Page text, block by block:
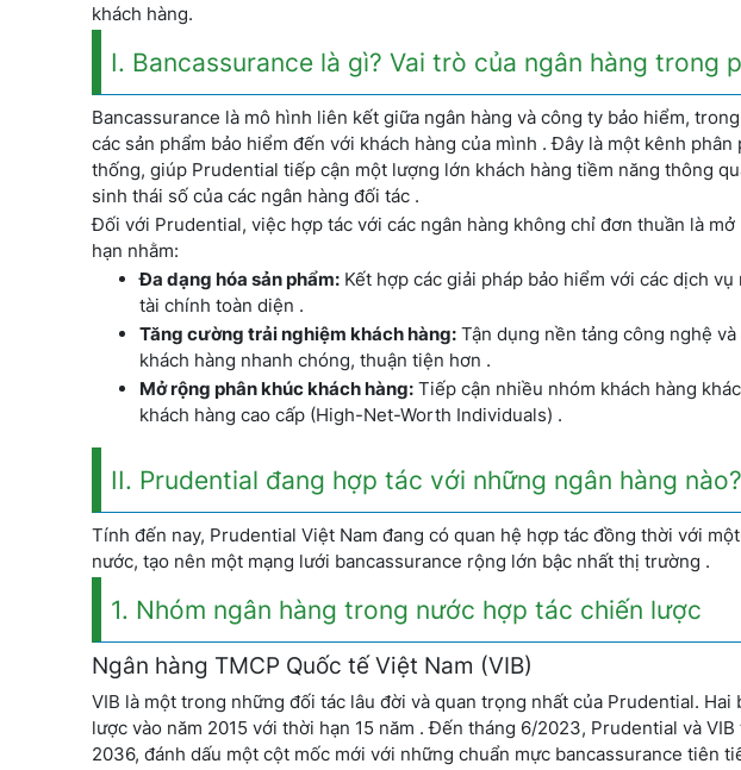
khách hàng.
I. Bancassurance là gì? Vai trò của ngân hàng trong
Bancassurance là mô hình liên kết giữa ngân hàng và công ty bảo hiểm,
các sản phẩm bảo hiểm đến với khách hàng của mình . Đây là một kênh
thống, giúp Prudential tiếp cận một lượng lớn khách hàng tiềm năng thông
sinh thái số của các ngân hàng đối tác .
Đối với Prudential, việc hợp tác với các ngân hàng không chỉ đơn thuần là
hạn nhằm:
Đa dạng hóa sản phẩm: Kết hợp các giải pháp bảo hiểm với các dịch
tài chính toàn diện .
Tăng cường trải nghiệm khách hàng: Tận dụng nền tảng công nghệ
khách hàng nhanh chóng, thuận tiện hơn .
Mở rộng phân khúc khách hàng: Tiếp cận nhiều nhóm khách hàng
khách hàng cao cấp (High-Net-Worth Individuals) .
II. Prudential đang hợp tác với những ngân hàng nào?
Tính đến nay, Prudential Việt Nam đang có quan hệ hợp tác đồng thời với
nước, tạo nên một mạng lưới bancassurance rộng lớn bậc nhất thị trường .
1. Nhóm ngân hàng trong nước hợp tác chiến lược
Ngân hàng TMCP Quốc tế Việt Nam (VIB)
VIB là một trong những đối tác lâu đời và quan trọng nhất của Prudential.
lược vào năm 2015 với thời hạn 15 năm . Đến tháng 6/2023, Prudential và
2036, đánh dấu một cột mốc mới với những chuẩn mực bancassurance tiên